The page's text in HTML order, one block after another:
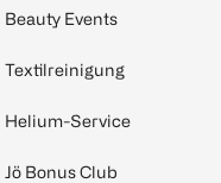
Beauty Events
Textilreinigung
Helium-Service
Jö Bonus Club